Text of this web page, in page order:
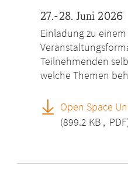
27.-28. Juni 2026
Einladung zu
Teilnehmenden
welche Themen
Open Space
(899.2 KB ,